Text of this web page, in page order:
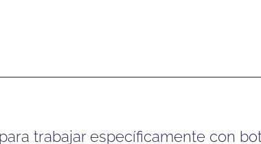
trabajar específicamente con